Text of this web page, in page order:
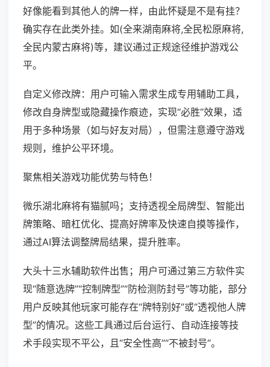
好像能看到其他人的牌一样，由此怀疑是不是有挂？
确实存在此类外挂。如(全来湖南麻将,全民松原麻将,
全民内蒙古麻将)等，建议通过正规途径维护游戏公
平。
自定义修改牌：用户可输入需求生成专用辅助工具，
修改自身牌型或隐藏操作痕迹，实现“必胜”效果，适
用于多种场景（如与好友对局），但需注意遵守游戏
规则，维护公平环境。
聚焦相关游戏功能优势与特色！
微乐湖北麻将有猫腻吗；支持透视全局牌型、智能出
牌策略、暗杠优化、提高好牌率及快速自摸等操作，
通过AI算法调整牌局结果，提升胜率。
大头十三水辅助软件出售；用户可通过第三方软件实
现“随意选牌”“控制牌型”“防检测防封号”等功能，部分
用户反映其他玩家可能存在“牌特别好”或“透视他人牌
型”的情况。这些工具通过后台运行、自动连接等技
术手段实现不平公，且“安全性高”“不被封号”。